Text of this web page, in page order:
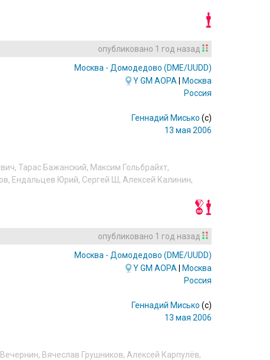
опубликовано 1 год назад
Москва - Домодедово (DME/UUDD)
YGM AOPA
Москва
Россия
Геннадий Мисько (c)
13 мая 2006
, Тарас Бажанский, Максим Гольбрайхт,
, Ендальцев Юрий, Сергей Ш , Алексей Калинин,
опубликовано 1 год назад
Москва - Домодедово (DME/UUDD)
YGM AOPA
Москва
Россия
Геннадий Мисько (c)
13 мая 2006
, Вячеслав Грушников, Алексей Карпулёв,